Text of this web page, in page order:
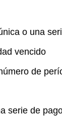
o una
vencido
de
serie de